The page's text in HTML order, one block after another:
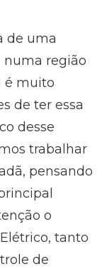
de uma
numa região
é muito
de ter essa
desse
trabalhar
pensando
o
tanto
de